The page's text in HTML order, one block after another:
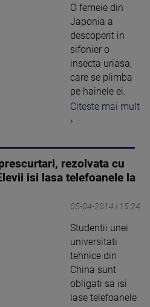
O femeie din
Japonia a
descoperit in
sifonier o
insecta uriasa,
care se plimba
pe hainele ei.
Citeste mai mult
›
rezolvata cu
isi lasa telefoanele la
05-04-2014 | 15:24
Studentii unei
universitati
tehnice din
China sunt
obligati sa isi
lase telefoanele